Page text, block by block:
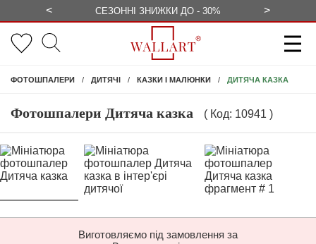
< СЕЗОННІ ЗНИЖКИ ДО - 30% >
ФОТОШПАЛЕРИ ДИТЯЧІ КАЗКИ І МАЛЮНКИ ДИТЯЧА КАЗКА
Фотошпалери Дитяча казка ( Код: 10941 )
Виготовляємо під замовлення за